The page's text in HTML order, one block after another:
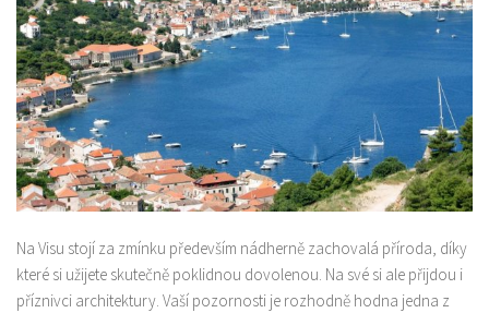
Na Visu stojí za zmínku především nádherně zachovalá příroda, díky
které si užijete skutečně poklidnou dovolenou. Na své si ale přijdou i
příznivci architektury. Vaší pozornosti je rozhodně hodna jedna z